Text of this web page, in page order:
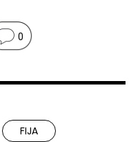
0
FIJA